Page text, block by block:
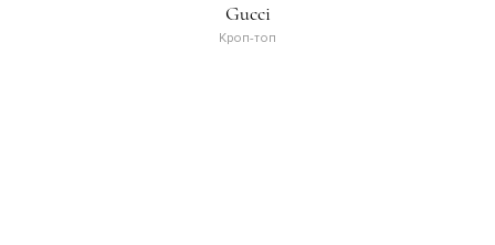
Gucci
Кроп-топ